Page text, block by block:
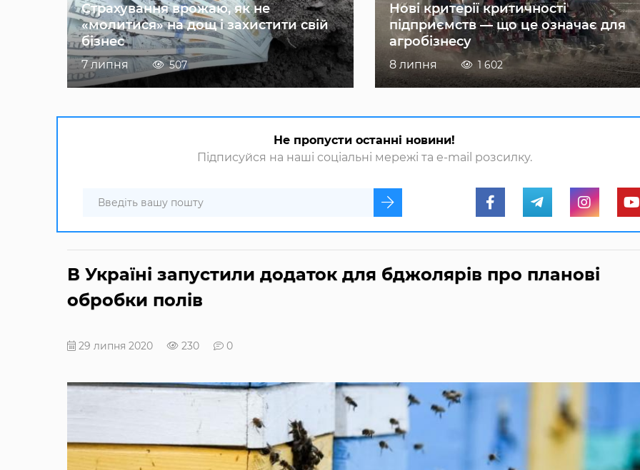
Страхування врожаю, як не
«молитися» на дощ і захистити свій
бізнес
7 липня 507
Нові критерії критичності
підприємств — що це означає для
агробізнесу
8 липня 1 602
Не пропусти останні новини!
Підписуйся на наші соціальні мережі та e-mail розсилку.
В Україні запустили додаток для бджолярів про планові
обробки полів
29 липня 2020 230 0